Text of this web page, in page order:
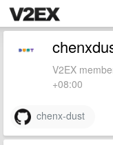
V2EX
+08:00
chenx-dust